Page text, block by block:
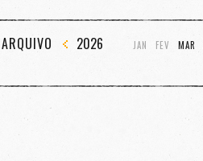
ARQUIVO 2026 JAN FEV MAR